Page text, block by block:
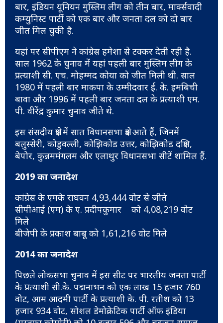
बार, इंडियन यूनियन मुस्लिम लीग को तीन बार, मार्क्सवादी
कम्युनिस्ट पार्टी को एक बार और जनता दल को दो बार
जीत मिल चुकी है.
यहां पर सीपीएम ने कांग्रेस हमेशा से टक्कर देती रही है.
साल 1962 के चुनाव में यहां पहली बार मुस्लिम लीग के
प्रत्याशी सी. एच. मोहम्मद कोया को जीत मिली थी. साल
1980 में पहली बार माकपा के उम्मीदवार ई. के. इमबिची
बावा और 1996 में पहली बार जनता दल के प्रत्याशी एम.
पी. वीरेंद्र कुमार चुनाव जीते थे.
इस संसदीय क्षेत्र में सात विधानसभा क्षेत्र आते हैं, जिनमें
बलुस्सेरी, कोडुवल्ली, कोझिकोड उत्तर, कोझिकोड दक्षिण,
बेपोर, कुन्नममंगलम और एलाथुर विधानसभा सीटें शामिल हैं.
2019 का जनादेश
कांग्रेस के एमके राघवन 4,93,444 वोट से जीते
सीपीआई (एम) के ए. प्रदीपकुमार को 4,08,219 वोट
मिले
बीजेपी के प्रकाश बाबू को 1,61,216 वोट मिले
2014 का जनादेश
पिछले लोकसभा चुनाव में इस सीट पर भारतीय जनता पार्टी
के प्रत्याशी सी.के. पद्मनाभन को एक लाख 15 हजार 760
वोट, आम आदमी पार्टी के प्रत्याशी के. पी. रतीश को 13
हजार 934 वोट, सोशल डेमोक्रेटिक पार्टी ऑफ इंडिया